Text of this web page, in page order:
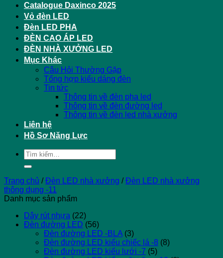
Catalogue Daxinco 2025
Vỏ đèn LED
Đèn LED PHA
ĐÈN CAO ÁP LED
ĐÈN NHÀ XƯỞNG LED
Mục Khác
Câu Hỏi Thường Gặp
Tổng hợp kiểu dáng đèn
Tin tức
Thông tin về đèn pha led
Thông tin về đèn đường led
Thông tin về đèn led nhà xưởng
Liên hệ
Hồ Sơ Năng Lực
Tìm
kiếm:
Trang chủ / Đèn LED nhà xưởng / Đèn LED nhà xưởng
thông dụng -11
Danh mục sản phẩm
Dây rút nhựa (22)
Đèn đường LED (56)
Đèn đường LED -BLA (3)
Đèn đường LED kiểu chiếc lá -8 (8)
Đèn đường LED kiểu lưới -7 (5)